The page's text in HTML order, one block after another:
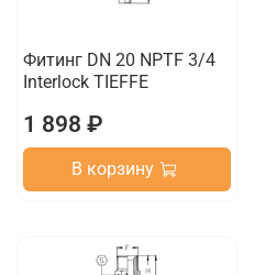
Фитинг DN 20 NPTF 3/4
Interlock TIEFFE
1 898 ₽
В корзину